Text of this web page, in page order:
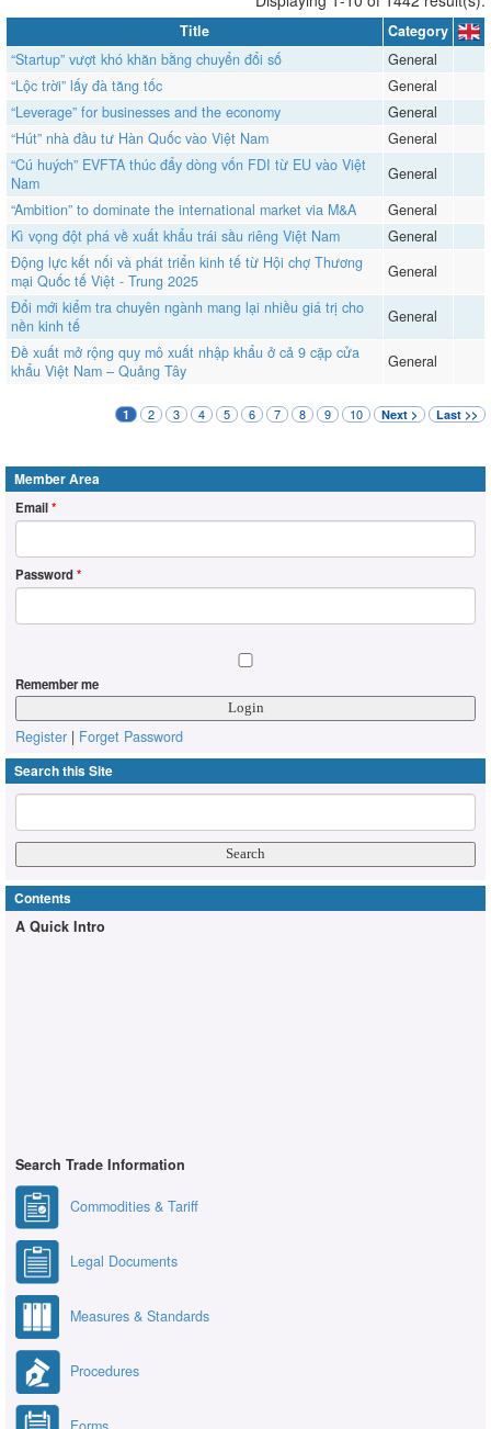
Title
Category
“Startup” vượt khó khăn bằng chuyển đổi số
General
“Lộc trời” lấy đà tăng tốc
General
“Leverage” for businesses and the economy
General
“Hút” nhà đầu tư Hàn Quốc vào Việt Nam
General
“Cú huých” EVFTA thúc đẩy dòng vốn FDI từ EU vào Việt
Nam
General
“Ambition” to dominate the international market via M&A
General
​​​​​​​Kì vọng đột phá về xuất khẩu trái sầu riêng Việt Nam
General
Động lực kết nối và phát triển kinh tế từ Hội chợ Thương
mại Quốc tế Việt - Trung 2025
General
Đổi mới kiểm tra chuyên ngành mang lại nhiều giá trị cho
nền kinh tế
General
Đề xuất mở rộng quy mô xuất nhập khẩu ở cả 9 cặp cửa
khẩu Việt Nam – Quảng Tây
General
1 2 3 4 5 6 7 8 9 10 Next > Last >>
Member Area
Email*
Password*
Remember me
Register | Forget Password
Search this Site
Contents
A Quick Intro
Search Trade Information
Commodities & Tariff
Legal Documents
Measures & Standards
Procedures